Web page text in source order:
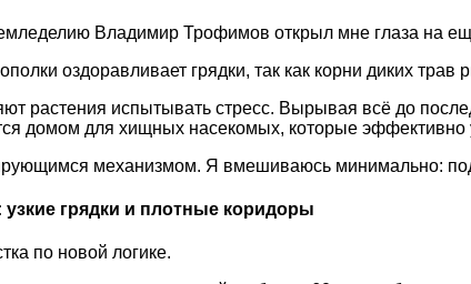
Владимир Трофимов открыл мне глаза на
оздоравливает грядки, так как корни диких
растения испытывать стресс. Вырывая всё до
домом для хищных насекомых, которые
механизмом. Я вмешиваюсь минимально:
узкие грядки и плотные коридоры
по новой логике.